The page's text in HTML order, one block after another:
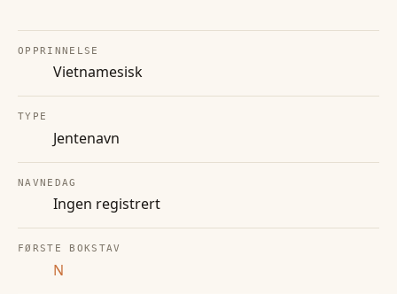
OPPRINNELSE
Vietnamesisk
TYPE
Jentenavn
NAVNEDAG
Ingen registrert
FØRSTE BOKSTAV
N